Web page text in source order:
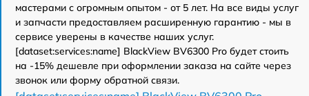
мастерами с огромным опытом - от 5 лет. На все виды услуг
и запчасти предоставляем расширенную гарантию - мы в
сервисе уверены в качестве наших услуг.
[dataset:services:name] BlackView BV6300 Pro будет стоить
на -15% дешевле при оформлении заказа на сайте через
звонок или форму обратной связи.